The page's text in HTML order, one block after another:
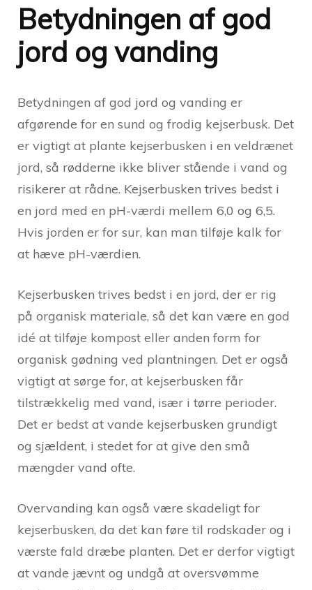
Betydningen af god
jord og vanding
Betydningen af god jord og vanding er
afgørende for en sund og frodig kejserbusk. Det
er vigtigt at plante kejserbusken i en veldrænet
jord, så rødderne ikke bliver stående i vand og
risikerer at rådne. Kejserbusken trives bedst i
en jord med en pH-værdi mellem 6,0 og 6,5.
Hvis jorden er for sur, kan man tilføje kalk for
at hæve pH-værdien.
Kejserbusken trives bedst i en jord, der er rig
på organisk materiale, så det kan være en god
idé at tilføje kompost eller anden form for
organisk gødning ved plantningen. Det er også
vigtigt at sørge for, at kejserbusken får
tilstrækkelig med vand, især i tørre perioder.
Det er bedst at vande kejserbusken grundigt
og sjældent, i stedet for at give den små
mængder vand ofte.
Overvanding kan også være skadeligt for
kejserbusken, da det kan føre til rodskader og i
værste fald dræbe planten. Det er derfor vigtigt
at vande jævnt og undgå at oversvømme